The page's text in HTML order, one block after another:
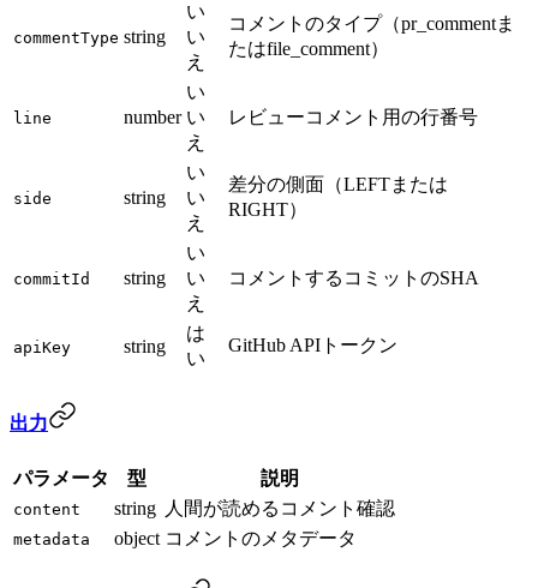
commentType string
い
い
え
コメントのタイプ（pr_commentま
たはfile_comment）
line number
い
い
え
レビューコメント用の行番号
side string
い
い
え
差分の側面（LEFTまたは
RIGHT）
commitId string
い
い
え
コメントするコミットのSHA
apiKey string
は
い
GitHub APIトークン
出力
パラメータ 型 説明
content string 人間が読めるコメント確認
metadata object コメントのメタデータ